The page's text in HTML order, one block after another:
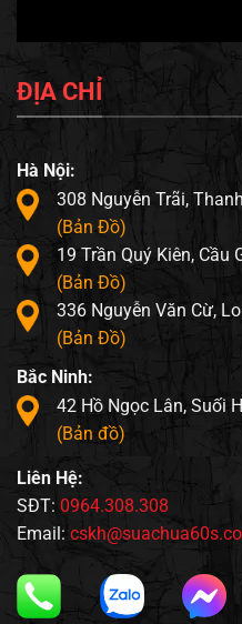
ĐỊA CHỈ
Hà Nội:
308 Nguyễn Trãi,
(Bản Đồ)
19 Trần Quý Kiên, Cầu
(Bản Đồ)
336 Nguyễn Văn Cừ,
(Bản Đồ)
Bắc Ninh:
42 Hồ Ngọc Lân, Suối
(Bản đồ)
Liên Hệ:
SĐT: 0964.308.308
Email: